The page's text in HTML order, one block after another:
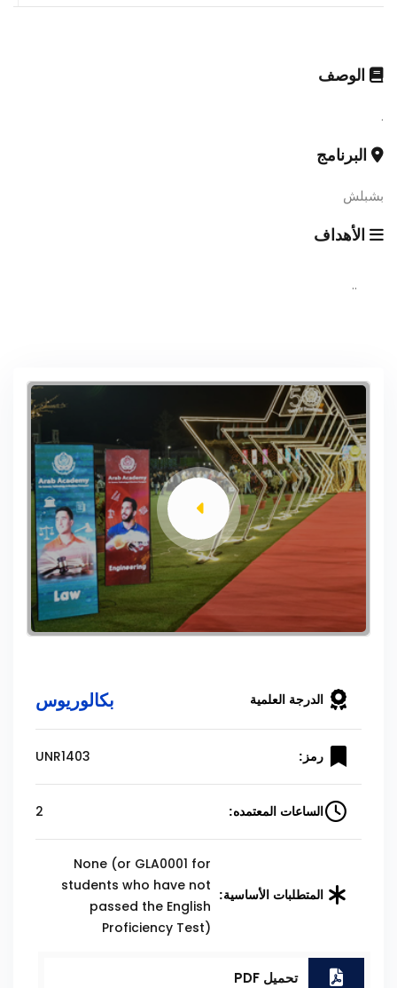
الوصف
.
البرنامج
بشبلش
الأهداف
..
الدرجة العلمية بكالوريوس
رمز: UNR1403
الساعات المعتمده: 2
المتطلبات الأساسية:
None (or GLA0001 for
students who have not
passed the English
Proficiency Test)
تحميل PDF